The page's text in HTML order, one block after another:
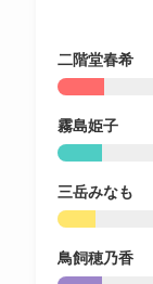
二階堂春希
霧島姫子
三岳みなも
鳥飼穂乃香